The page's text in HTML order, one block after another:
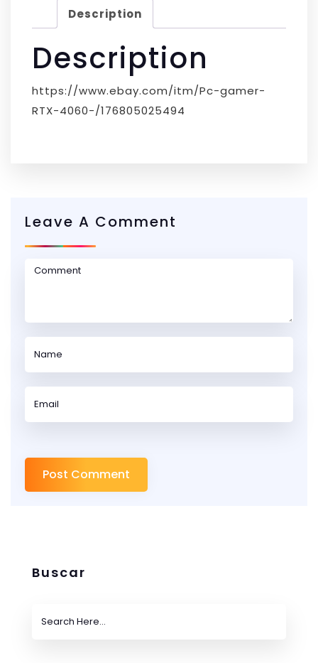
Description
Description
https://www.ebay.com/itm/Pc-gamer-
RTX-4060-/176805025494
Leave A Comment
Buscar